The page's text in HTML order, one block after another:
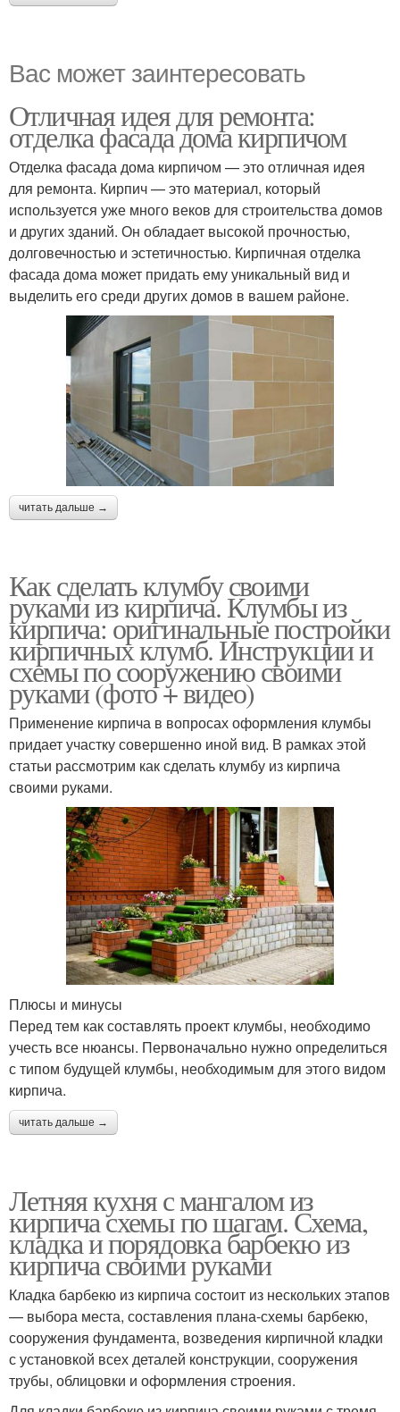
Вас может заинтересовать
Отличная идея для ремонта:
отделка фасада дома кирпичом
Отделка фасада дома кирпичом — это отличная идея
для ремонта. Кирпич — это материал, который
используется уже много веков для строительства домов
и других зданий. Он обладает высокой прочностью,
долговечностью и эстетичностью. Кирпичная отделка
фасада дома может придать ему уникальный вид и
выделить его среди других домов в вашем районе.
читать дальше →
Как сделать клумбу своими
руками из кирпича. Клумбы из
кирпича: оригинальные постройки
кирпичных клумб. Инструкции и
схемы по сооружению своими
руками (фото + видео)
Применение кирпича в вопросах оформления клумбы
придает участку совершенно иной вид. В рамках этой
статьи рассмотрим как сделать клумбу из кирпича
своими руками.
Плюсы и минусы
Перед тем как составлять проект клумбы, необходимо
учесть все нюансы. Первоначально нужно определиться
с типом будущей клумбы, необходимым для этого видом
кирпича.
читать дальше →
Летняя кухня с мангалом из
кирпича схемы по шагам. Схема,
кладка и порядовка барбекю из
кирпича своими руками
Кладка барбекю из кирпича состоит из нескольких этапов
— выбора места, составления плана-схемы барбекю,
сооружения фундамента, возведения кирпичной кладки
с установкой всех деталей конструкции, сооружения
трубы, облицовки и оформления строения.